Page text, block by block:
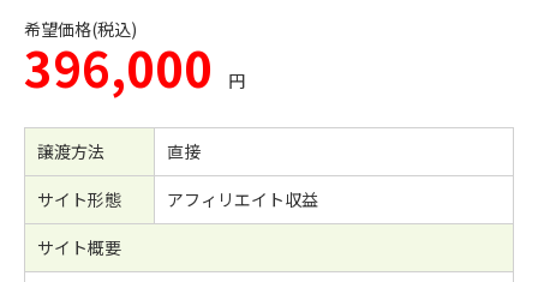
希望価格(税込)
396,000 円
譲渡方法
直接
サイト形態
アフィリエイト収益
サイト概要